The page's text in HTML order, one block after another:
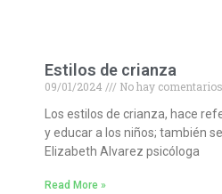
Estilos de crianza
09/01/2024
No hay comentarios
y educar a los niños; también
Elizabeth Alvarez psicóloga
Read More »